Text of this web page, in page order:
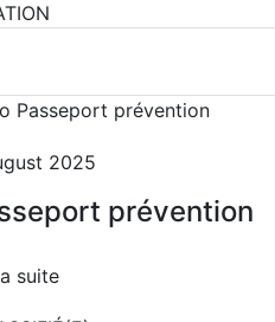
2025
prévention
suite